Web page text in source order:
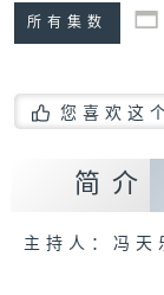
所有集数
您喜欢这
简介
主持人：冯天